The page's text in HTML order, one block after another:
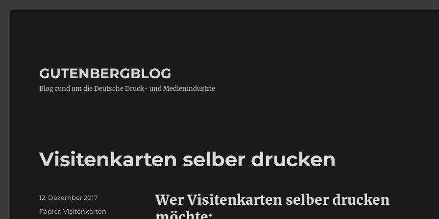
GUTENBERGBLOG
Blog rund um die Deutsche Druck- und Medienindustrie
Visitenkarten selber drucken
Wer Visitenkarten selber drucken
Veröffentlicht
12. Dezember 2017
Kategorien
Papier,Visitenkarten